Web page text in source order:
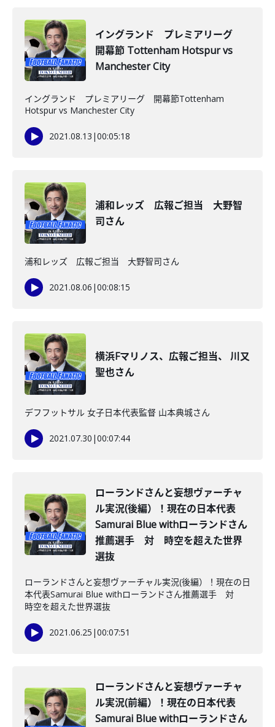
イングランド プレミアリーグ
開幕節 Tottenham Hotspur vs
Manchester City
イングランド プレミアリーグ 開幕節Tottenham
Hotspur vs Manchester City
2021.08.13 |00:05:18
浦和レッズ 広報ご担当 大野智
司さん
浦和レッズ 広報ご担当 大野智司さん
2021.08.06 |00:08:15
横浜Fマリノス、広報ご担当、 川又
聖也さん
デフフットサル 女子日本代表監督 山本典城さん
2021.07.30 |00:07:44
ローランドさんと妄想ヴァーチャ
ル実況(後編）！現在の日本代表
Samurai Blue withローランドさん
推薦選手 対 時空を超えた世界
選抜
ローランドさんと妄想ヴァーチャル実況(後編）！現在の日
本代表Samurai Blue withローランドさん推薦選手 対
時空を超えた世界選抜
2021.06.25 |00:07:51
ローランドさんと妄想ヴァーチャ
ル実況(前編）！現在の日本代表
Samurai Blue withローランドさん